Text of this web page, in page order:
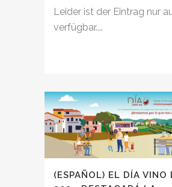
Leider ist der Eintrag nur
verfügbar....
(ESPAÑOL) EL DÍA VINO